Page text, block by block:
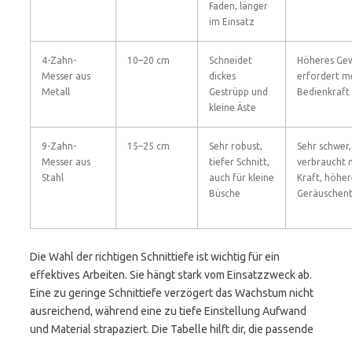
Faden, länger
im Einsatz
4-Zahn-
Messer aus
Metall
10–20 cm
Schneidet
dickes
Gestrüpp und
kleine Äste
Höheres
erfordert
Bedienkraft
9-Zahn-
Messer aus
Stahl
15–25 cm
Sehr robust,
tiefer Schnitt,
auch für kleine
Büsche
Sehr schwer,
verbraucht
Kraft,
Die Wahl der richtigen Schnittiefe ist wichtig für ein
effektives Arbeiten. Sie hängt stark vom Einsatzzweck ab.
Eine zu geringe Schnittiefe verzögert das Wachstum nicht
ausreichend, während eine zu tiefe Einstellung Aufwand
und Material strapaziert. Die Tabelle hilft dir, die passende